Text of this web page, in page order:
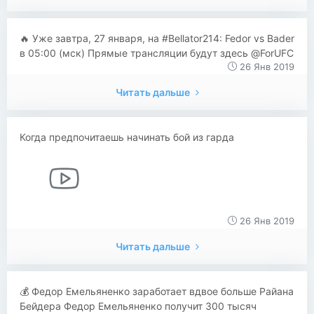
🔥 Уже завтра, 27 января, на #Bellator214: Fedor vs Bader
в 05:00 (мск) Прямые трансляции будут здесь @ForUFC
26 Янв 2019
Читать дальше
Когда предпочитаешь начинать бой из гарда
26 Янв 2019
Читать дальше
​​💰 Федор Емельяненко заработает вдвое больше Райана
Бейдера Федор Емельяненко получит 300 тысяч